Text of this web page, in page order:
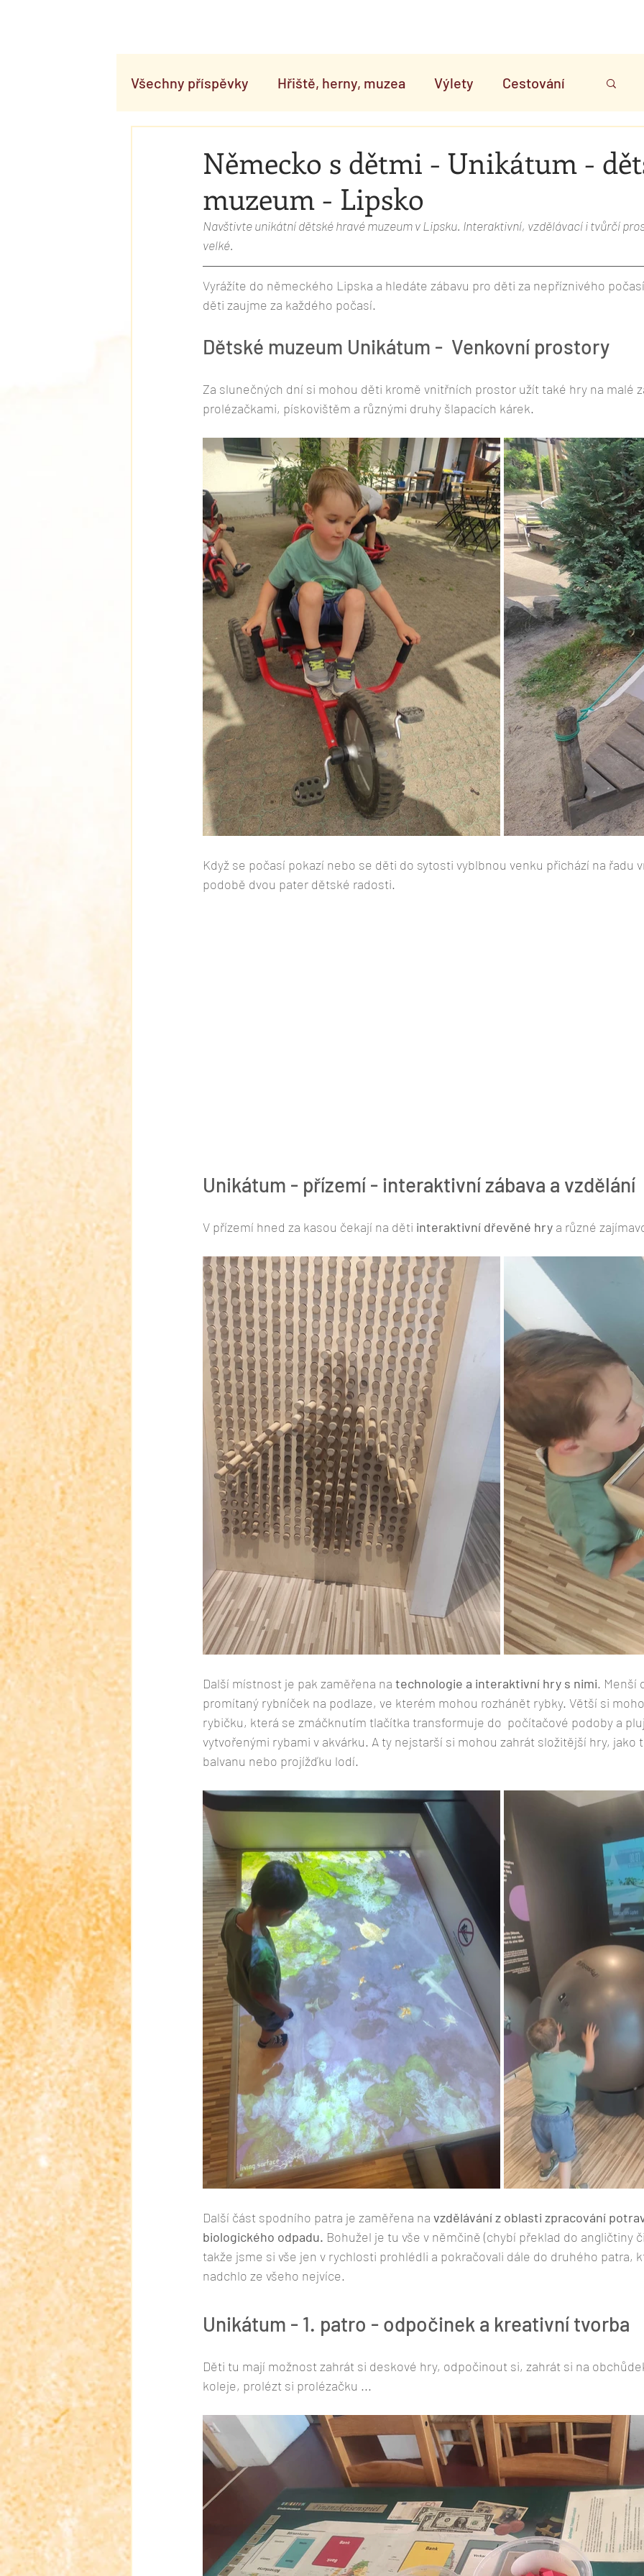
Všechny příspěvky Hřiště, herny, muzea Výlety Cestování
Pohyb a zdraví Dováděník
Německo s dětmi - Unikátum -
muzeum - Lipsko
Navštivte unikátní dětské hravé muzeum v Lipsku. Interaktivní, vzdělávací i tvůrčí
velké.
Vyrážíte do německého Lipska a hledáte zábavu pro děti za nepříznivého
děti zaujme za každého počasí.
Dětské muzeum Unikátum -  Venkovní prostory
Za slunečných dní si mohou děti kromě vnitřních prostor užít také hry na malé
prolézačkami, pískovištěm a různými druhy šlapacích kárek.
Když se počasí pokazí nebo se děti do sytosti vyblbnou venku přichází na řadu
podobě dvou pater dětské radosti.
Unikátum - přízemí - interaktivní zábava a vzdělání
V přízemí hned za kasou čekají na děti interaktivní dřevěné hry a různé
Další místnost je pak zaměřena na technologie a interaktivní hry s nimi. Menší
promítaný rybníček na podlaze, ve kterém mohou rozhánět rybky. Větší si
rybičku, která se zmáčknutím tlačítka transformuje do  počítačové podoby a
vytvořenými rybami v akvárku. A ty nejstarší si mohou zahrát složitější hry, jako
balvanu nebo projížďku lodí.
Další část spodního patra je zaměřena na vzdělávání z oblasti zpracování
biologického odpadu. Bohužel je tu vše v němčině (chybí překlad do angličtiny
takže jsme si vše jen v rychlosti prohlédli a pokračovali dále do druhého patra,
nadchlo ze všeho nejvíce.
Unikátum - 1. patro - odpočinek a kreativní tvorba
Děti tu mají možnost zahrát si deskové hry, odpočinout si, zahrát si na
koleje, prolézt si prolézačku ...